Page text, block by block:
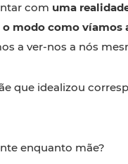
com uma
modo como víamos
a ver-nos a nós
que idealizou
enquanto mãe?